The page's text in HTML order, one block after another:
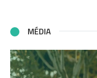
MÉDIA